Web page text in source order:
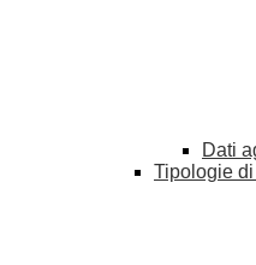
Dati
Tipologie